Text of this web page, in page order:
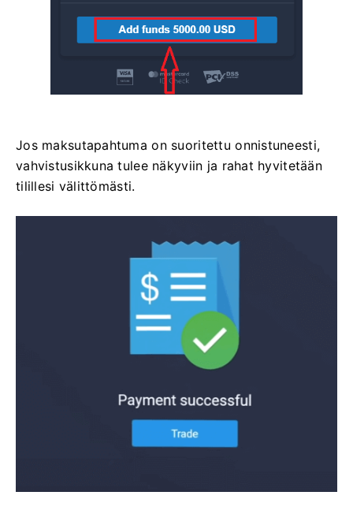
Jos maksutapahtuma on suoritettu onnistuneesti,
vahvistusikkuna tulee näkyviin ja rahat hyvitetään
tilillesi välittömästi.